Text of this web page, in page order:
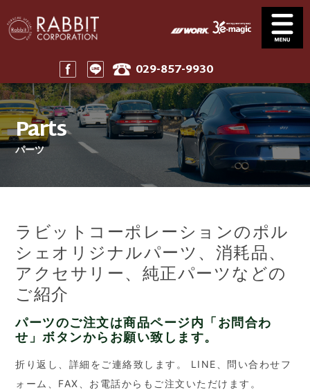
029-857-9930
Service
サービス案内
News
ニュース一覧
Stock
在庫車
Parts
パーツ
911 Touring
911ツーリング
Home
ホーム
Parts
パーツ
ラビットコーポレーションのポル
シェオリジナルパーツ、消耗品、
アクセサリー、純正パーツなどの
ご紹介
パーツのご注文は商品ページ内「お問合わ
せ」ボタンからお願い致します。
折り返し、詳細をご連絡致します。 LINE、問い合わせフ
ォーム、FAX、お電話からもご注文いただけます。